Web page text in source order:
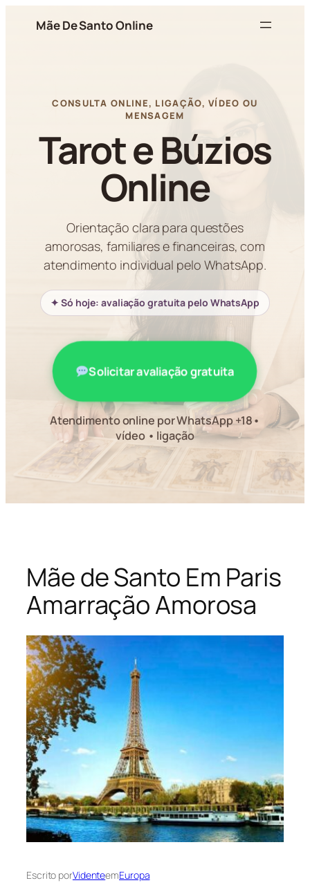
Mãe De Santo Online
CONSULTA ONLINE, LIGAÇÃO, VÍDEO OU
MENSAGEM
Tarot e Búzios
Online
Orientação clara para questões
amorosas, familiares e financeiras, com
atendimento individual pelo WhatsApp.
✦ Só hoje: avaliação gratuita pelo WhatsApp
Solicitar avaliação gratuita
Atendimento online por WhatsApp +18•
vídeo • ligação
Mãe de Santo Em Paris
Amarração Amorosa
Escrito porVidenteemEuropa